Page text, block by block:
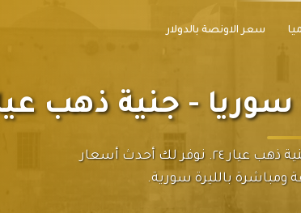
سعر الاونصة بالدولار
تابع سعر جرام الذهب عيار ٢٤ في سوريا - جنية ذهب عيار ٢٤. نوفر لك أحدث أسعار
ومباشرة بالليرة سورية.